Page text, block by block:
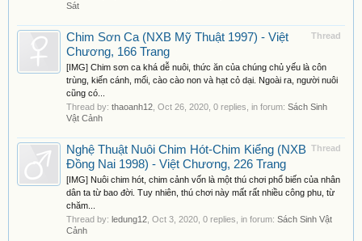
Sát
Thread
Chim Sơn Ca (NXB Mỹ Thuật 1997) - Việt
Chương, 166 Trang
[IMG] Chim sơn ca khá dễ nuôi, thức ăn của chúng chủ yếu là côn
trùng, kiến cánh, mối, cào cào non và hạt cỏ dại. Ngoài ra, người nuôi
cũng có...
Thread by: thaoanh12 Oct 26, 2020 , 0 replies, in forum: Sách Sinh
Vật Cảnh
Thread
Nghệ Thuật Nuôi Chim Hót-Chim Kiểng (NXB
Đồng Nai 1998) - Việt Chương, 226 Trang
[IMG] Nuôi chim hót, chim cảnh vốn là một thú chơi phổ biến của nhân
dân ta từ bao đời. Tuy nhiên, thú chơi này mất rất nhiều công phu, từ
chăm...
Thread by: ledung12 Oct 3, 2020 , 0 replies, in forum: Sách Sinh Vật
Cảnh